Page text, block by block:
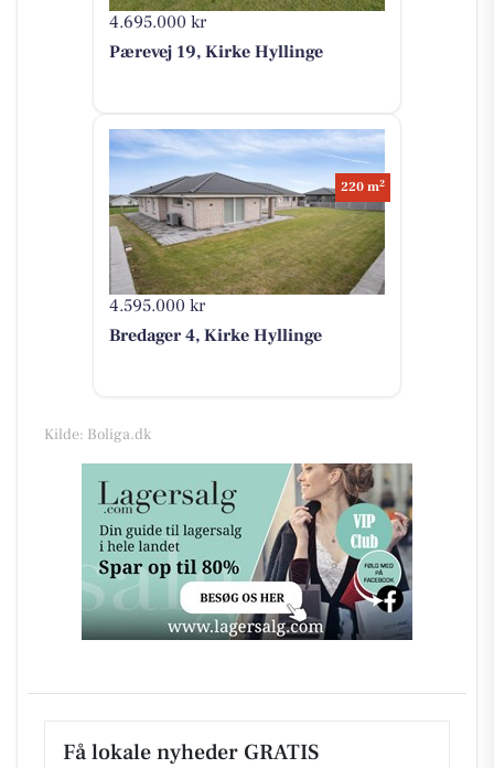
4.695.000 kr
Pærevej 19, Kirke Hyllinge
4.595.000 kr
220 m2
Bredager 4, Kirke Hyllinge
Kilde: Boliga.dk
Få lokale nyheder GRATIS